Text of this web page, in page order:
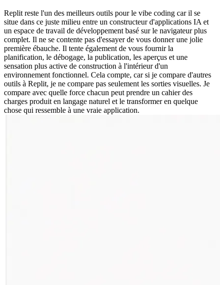
Replit reste l'un des meilleurs outils pour le vibe coding car il se
situe dans ce juste milieu entre un constructeur d'applications IA et
un espace de travail de développement basé sur le navigateur plus
complet. Il ne se contente pas d'essayer de vous donner une jolie
première ébauche. Il tente également de vous fournir la
planification, le débogage, la publication, les aperçus et une
sensation plus active de construction à l'intérieur d'un
environnement fonctionnel. Cela compte, car si je compare d'autres
outils à Replit, je ne compare pas seulement les sorties visuelles. Je
compare avec quelle force chacun peut prendre un cahier des
charges produit en langage naturel et le transformer en quelque
chose qui ressemble à une vraie application.